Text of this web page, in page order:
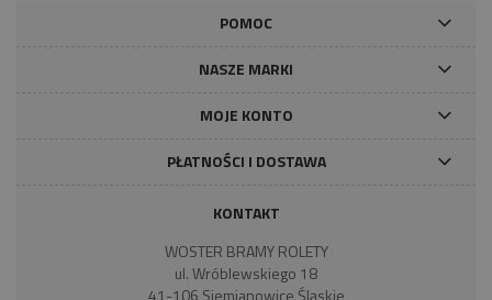
POMOC
NASZE MARKI
MOJE KONTO
PŁATNOŚCI I DOSTAWA
KONTAKT
WOSTER BRAMY ROLETY
ul. Wróblewskiego 18